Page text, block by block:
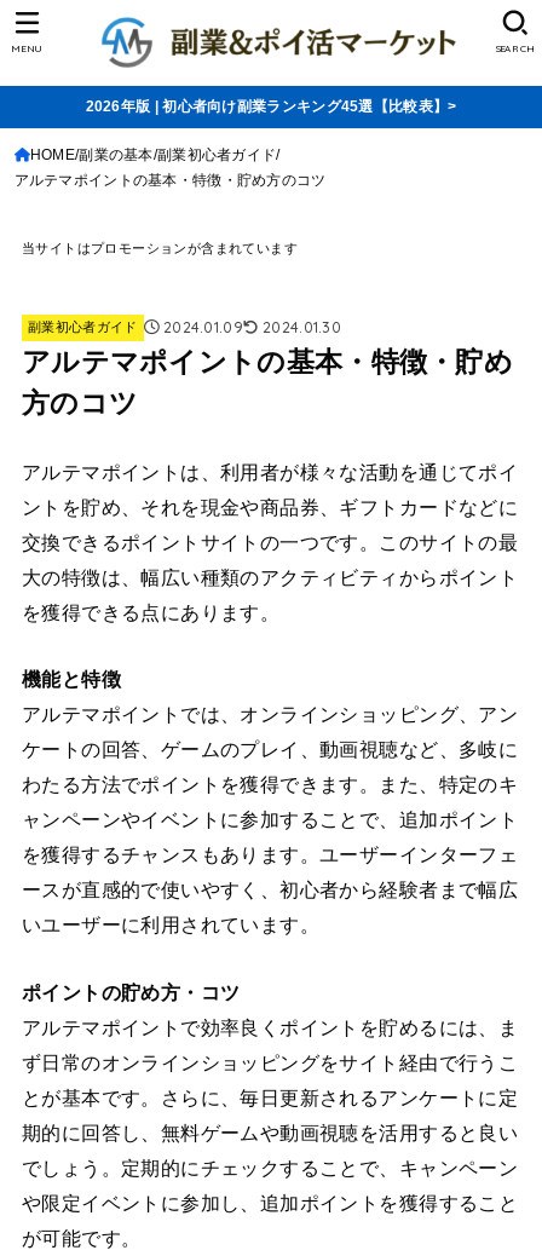
SEARCH
MENU
2026年版 | 初心者向け副業ランキング45選【比較表】>
HOME 副業の基本 副業初心者ガイド
アルテマポイントの基本・特徴・貯め方のコツ
当サイトはプロモーションが含まれています
副業初心者ガイド 2024.01.09 2024.01.30
アルテマポイントの基本・特徴・貯め
方のコツ
アルテマポイントは、利用者が様々な活動を通じてポイ
ントを貯め、それを現金や商品券、ギフトカードなどに
交換できるポイントサイトの一つです。このサイトの最
大の特徴は、幅広い種類のアクティビティからポイント
を獲得できる点にあります。
機能と特徴
アルテマポイントでは、オンラインショッピング、アン
ケートの回答、ゲームのプレイ、動画視聴など、多岐に
わたる方法でポイントを獲得できます。また、特定のキ
ャンペーンやイベントに参加することで、追加ポイント
を獲得するチャンスもあります。ユーザーインターフェ
ースが直感的で使いやすく、初心者から経験者まで幅広
いユーザーに利用されています。
ポイントの貯め方・コツ
アルテマポイントで効率良くポイントを貯めるには、ま
ず日常のオンラインショッピングをサイト経由で行うこ
とが基本です。さらに、毎日更新されるアンケートに定
期的に回答し、無料ゲームや動画視聴を活用すると良い
でしょう。定期的にチェックすることで、キャンペーン
や限定イベントに参加し、追加ポイントを獲得すること
が可能です。